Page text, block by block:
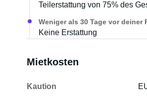
Teilerstattung von 75% des
Weniger als 30 Tage vor deiner
Keine Erstattung
Mietkosten
Kaution